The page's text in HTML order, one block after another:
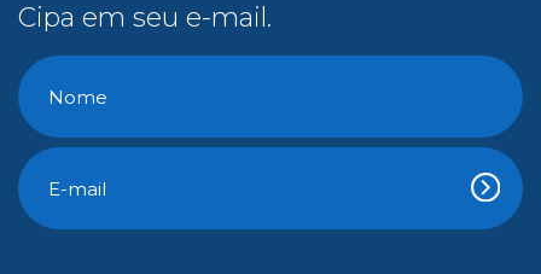
Cipa em seu e-mail.